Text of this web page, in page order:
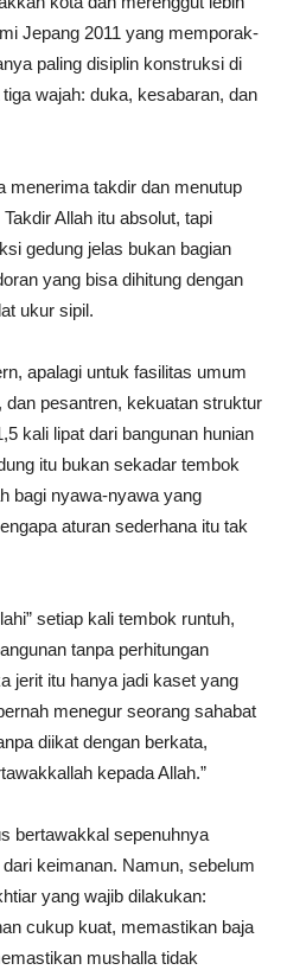
Jepang 2011 yang memporak-
paling disiplin konstruksi di
wajah: duka, kesabaran, dan
menerima takdir dan menutup
Allah itu absolut, tapi
gedung jelas bukan bagian
yang bisa dihitung dengan
ukur sipil.
apalagi untuk fasilitas umum
pesantren, kekuatan struktur
kali lipat dari bangunan hunian
itu bukan sekadar tembok
bagi nyawa-nyawa yang
aturan sederhana itu tak
setiap kali tembok runtuh,
tanpa perhitungan
jerit itu hanya jadi kaset yang
menegur seorang sahabat
diikat dengan berkata,
kepada Allah.”
bertawakkal sepenuhnya
keimanan. Namun, sebelum
yang wajib dilakukan:
cukup kuat, memastikan baja
mushalla tidak